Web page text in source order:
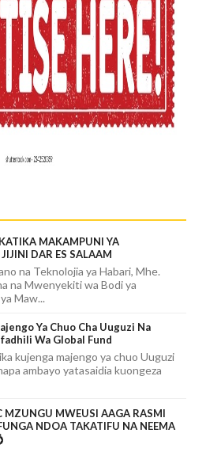
MAKAMPUNI YA
DAR ES SALAAM
na Teknolojia ya Habari, Mhe.
na Mwenyekiti wa Bodi ya
Maw...
Ya Chuo Cha Uuguzi Na
Wa Global Fund
kujenga majengo ya chuo Uuguzi
ambayo yatasaidia kuongeza
MZUNGU MWEUSI AAGA RASMI
NDOA TAKATIFU NA NEEMA